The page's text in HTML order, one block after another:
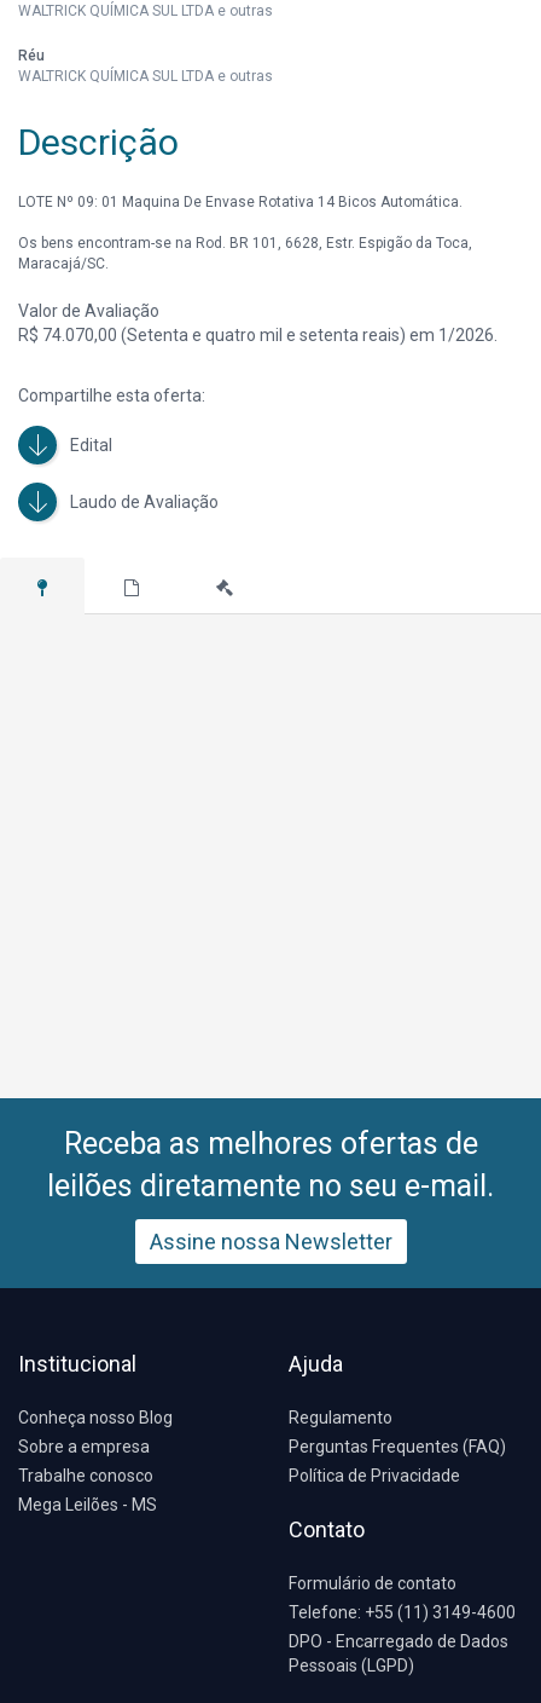
WALTRICK QUÍMICA SUL LTDA e outras
Réu
WALTRICK QUÍMICA SUL LTDA e outras
Descrição
LOTE Nº 09: 01 Maquina De Envase Rotativa 14 Bicos Automática.
Os bens encontram-se na Rod. BR 101, 6628, Estr. Espigão da Toca,
Maracajá/SC.
Valor de Avaliação
R$ 74.070,00 (Setenta e quatro mil e setenta reais) em 1/2026.
Compartilhe esta oferta:
Edital
Laudo de Avaliação
Receba as melhores ofertas de
leilões diretamente no seu e-mail.
Assine nossa Newsletter
Institucional
Conheça nosso Blog
Sobre a empresa
Trabalhe conosco
Mega Leilões - MS
Ajuda
Regulamento
Perguntas Frequentes (FAQ)
Política de Privacidade
Contato
Formulário de contato
Telefone: +55 (11) 3149-4600
DPO - Encarregado de Dados
Pessoais (LGPD)